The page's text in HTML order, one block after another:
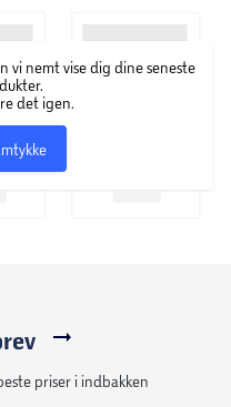
vi nemt vise dig dine seneste
det igen.
priser i indbakken